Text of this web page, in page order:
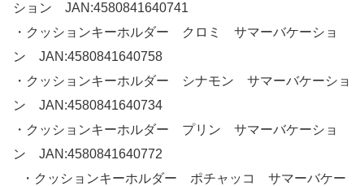
ション JAN:4580841640741
・クッションキーホルダー クロミ サマーバケーショ
ン JAN:4580841640758
・クッションキーホルダー シナモン サマーバケーショ
ン JAN:4580841640734
・クッションキーホルダー プリン サマーバケーショ
ン JAN:4580841640772
・クッションキーホルダー ポチャッコ サマーバケー